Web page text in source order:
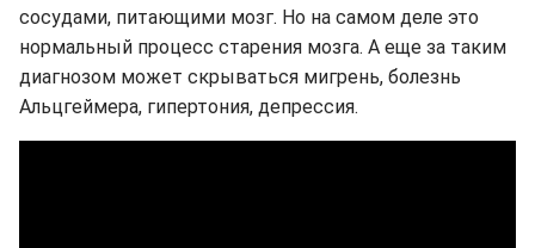
сосудами, питающими мозг. Но на самом деле это
нормальный процесс старения мозга. А еще за таким
диагнозом может скрываться мигрень, болезнь
Альцгеймера, гипертония, депрессия.